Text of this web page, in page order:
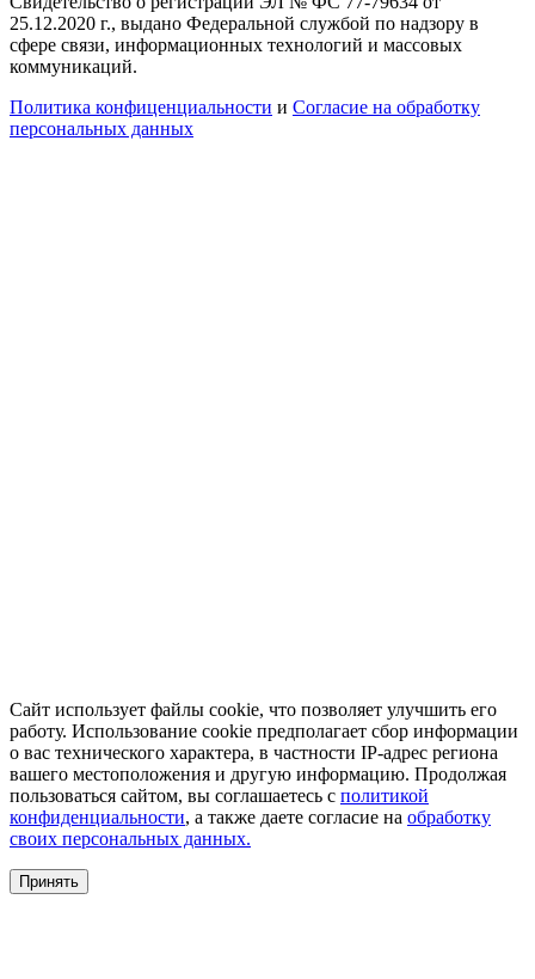
25.12.2020 г., выдано Федеральной службой по надзору в
сфере связи, информационных технологий и массовых
коммуникаций.
Политика конфиценциальности и Согласие на обработку
персональных данных
Сайт использует файлы cookie, что позволяет улучшить его
работу. Использование cookie предполагает сбор информации
о вас технического характера, в частности IP-адрес региона
вашего местоположения и другую информацию. Продолжая
пользоваться сайтом, вы соглашаетесь с политикой
конфиденциальности, а также даете согласие на обработку
своих персональных данных.
Принять